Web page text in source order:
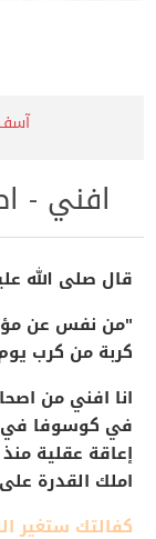
آسف
افني -
قال صلى الله
"من نفس عن
كربة من كرب
إعاقة عقلية
املك القدرة على
كفالتك ستغير